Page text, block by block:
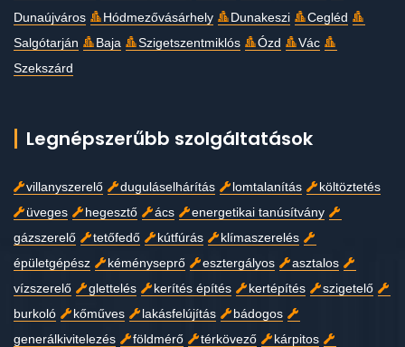
Dunaújváros
Hódmezővásárhely Dunakeszi
Cegléd
Salgótarján
Baja Szigetszentmiklós Ózd
Vác
Szekszárd
Legnépszerűbb szolgáltatások
villanyszerelő duguláselhárítás lomtalanítás
költöztetés
üveges
hegesztő ács
energetikai tanúsítvány
gázszerelő
tetőfedő kútfúrás
klímaszerelés
épületgépész
kéményseprő esztergályos
asztalos
vízszerelő
glettelés kerítés építés kertépítés
szigetelő
burkoló
kőműves lakásfelújítás
bádogos
generálkivitelezés
földmérő térkövező
kárpitos